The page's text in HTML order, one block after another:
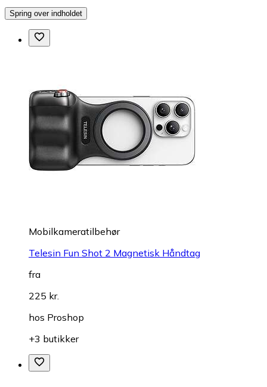
Spring over indholdet
Mobilkameratilbehør
Telesin Fun Shot 2 Magnetisk Håndtag
fra
225 kr.
hos Proshop
+3 butikker